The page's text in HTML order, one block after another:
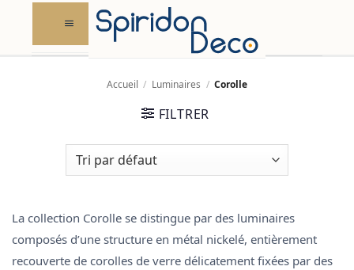
content
Accueil / Luminaires / Corolle
FILTRER
La collection Corolle se distingue par des luminaires
composés d’une structure en métal nickelé, entièrement
recouverte de corolles de verre délicatement fixées par des